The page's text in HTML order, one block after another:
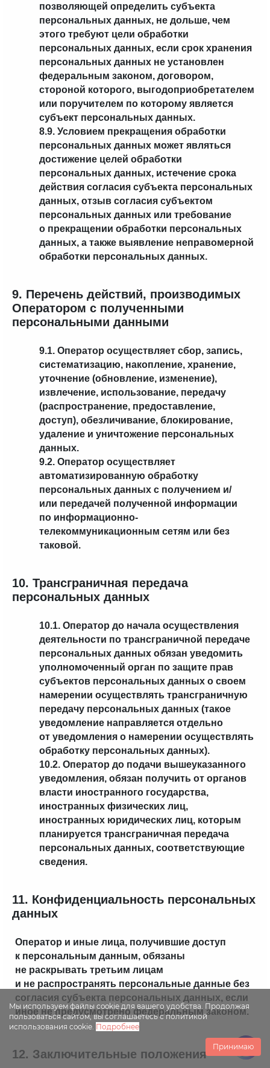
позволяющей определить субъекта
персональных данных, не дольше, чем
этого требуют цели обработки
персональных данных, если срок хранения
персональных данных не установлен
федеральным законом, договором,
стороной которого, выгодоприобретателем
или поручителем по которому является
субъект персональных данных.
8.9. Условием прекращения обработки
персональных данных может являться
достижение целей обработки
персональных данных, истечение срока
действия согласия субъекта персональных
данных, отзыв согласия субъектом
персональных данных или требование
о прекращении обработки персональных
данных, а также выявление неправомерной
обработки персональных данных.
9. Перечень действий, производимых
Оператором с полученными
персональными данными
9.1. Оператор осуществляет сбор, запись,
систематизацию, накопление, хранение,
уточнение (обновление, изменение),
извлечение, использование, передачу
(распространение, предоставление,
доступ), обезличивание, блокирование,
удаление и уничтожение персональных
данных.
9.2. Оператор осуществляет
автоматизированную обработку
персональных данных с получением и/
или передачей полученной информации
по информационно-
телекоммуникационным сетям или без
таковой.
10. Трансграничная передача
персональных данных
10.1. Оператор до начала осуществления
деятельности по трансграничной передаче
персональных данных обязан уведомить
уполномоченный орган по защите прав
субъектов персональных данных о своем
намерении осуществлять трансграничную
передачу персональных данных (такое
уведомление направляется отдельно
от уведомления о намерении осуществлять
обработку персональных данных).
10.2. Оператор до подачи вышеуказанного
уведомления, обязан получить от органов
власти иностранного государства,
иностранных физических лиц,
иностранных юридических лиц, которым
планируется трансграничная передача
персональных данных, соответствующие
сведения.
11. Конфиденциальность персональных
данных
Оператор и иные лица, получившие доступ
к персональным данным, обязаны
не раскрывать третьим лицам
и не распространять персональные данные без
согласия субъекта персональных данных, если
иное не предусмотрено федеральным законом.
12. Заключительные положения
Мы используем файлы cookie для вашего удобства. Продолжая
пользоваться сайтом, вы соглашаетесь с политикой
использования cookie. Подробнее
Принимаю